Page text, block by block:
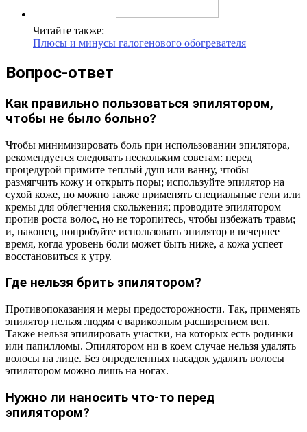
Читайте также:
Плюсы и минусы галогенового обогревателя
Вопрос-ответ
Как правильно пользоваться эпилятором,
чтобы не было больно?
Чтобы минимизировать боль при использовании эпилятора,
рекомендуется следовать нескольким советам: перед
процедурой примите теплый душ или ванну, чтобы
размягчить кожу и открыть поры; используйте эпилятор на
сухой коже, но можно также применять специальные гели или
кремы для облегчения скольжения; проводите эпилятором
против роста волос, но не торопитесь, чтобы избежать травм;
и, наконец, попробуйте использовать эпилятор в вечернее
время, когда уровень боли может быть ниже, а кожа успеет
восстановиться к утру.
Где нельзя брить эпилятором?
Противопоказания и меры предосторожности. Так, применять
эпилятор нельзя людям с варикозным расширением вен.
Также нельзя эпилировать участки, на которых есть родинки
или папилломы. Эпилятором ни в коем случае нельзя удалять
волосы на лице. Без определенных насадок удалять волосы
эпилятором можно лишь на ногах.
Нужно ли наносить что-то перед
эпилятором?